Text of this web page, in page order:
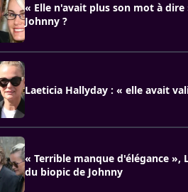
« Elle n'avait plus son mot à
Johnny ?
Laeticia Hallyday : « elle avait
« Terrible manque d'élégance »,
du biopic de Johnny